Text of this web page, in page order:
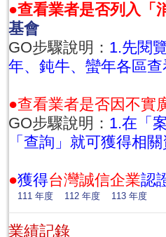
●查看業者是否列入「
基會
GO步驟說明： 1.先閱
年、鈍牛、蠻年各區查
●查看業者是否因不實
GO步驟說明： 1.在「
「查詢」就可獲得相
●獲得台灣誠信企業認
111 年度 112 年度 113 年度
業績記錄